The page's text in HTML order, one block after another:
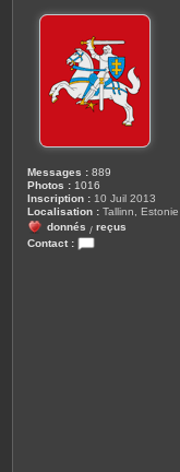
Messages : 889
Photos : 1016
Inscription : 10 Juil 2013
Localisation : Tallinn, Estonie
donnés / reçus
Contact :